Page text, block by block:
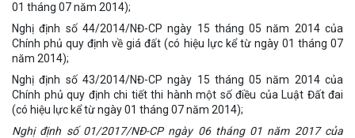
01 tháng 07 năm 2014);
Nghị định số 44/2014/NĐ-CP ngày 15 tháng 05 năm 2014 của
Chính phủ quy định về giá đất (có hiệu lực kể từ ngày 01 tháng 07
năm 2014);
Nghị định số 43/2014/NĐ-CP ngày 15 tháng 05 năm 2014 của
Chính phủ quy định chi tiết thi hành một số điều của Luật Đất đai
(có hiệu lực kể từ ngày 01 tháng 07 năm 2014);
Nghị định số 01/2017/NĐ-CP ngày 06 tháng 01 năm 2017 của